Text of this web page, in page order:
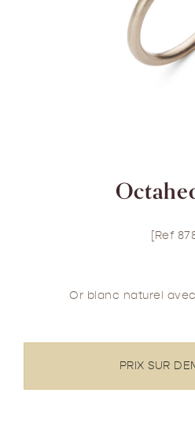
[Ref
Or blanc naturel
PRIX SUR